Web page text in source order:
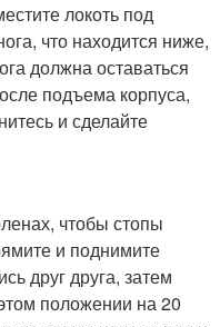
локоть под
что находится ниже,
должна оставаться
подъема корпуса,
и сделайте
чтобы стопы
и поднимите
друг друга, затем
положении на 20